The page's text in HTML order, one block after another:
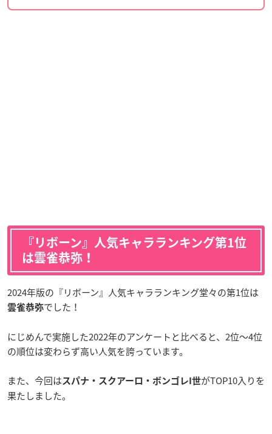
『リボーン』人気キャラランキング第1位
は雲雀恭弥！
2024年版の『リボーン』人気キャラランキング堂々の第1位は
雲雀恭弥でした！
にじめんで実施した2022年のアンケートと比べると、2位〜4位
の順位は変わらず高い人気を誇っています。
また、今回は スパナ・スクアーロ・ボンゴレI世がTOP10入りを
果たしました。